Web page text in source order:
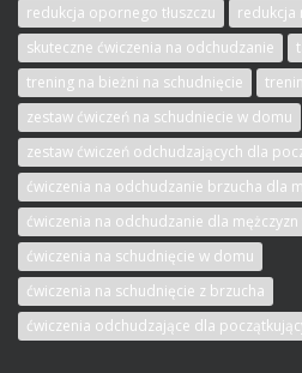
redukcja opornego tłuszczu
redukcja
skuteczne ćwiczenia na odchudzanie
trening na bieżni na schudnięcie
zestaw ćwiczeń na schudniecie w domu
zestaw ćwiczeń odchudzających dla
ćwiczenia na odchudzanie brzucha dla
ćwiczenia na odchudzanie dla
ćwiczenia na schudnięcie w domu
ćwiczenia na schudnięcie z brzucha
ćwiczenia odchudzające dla